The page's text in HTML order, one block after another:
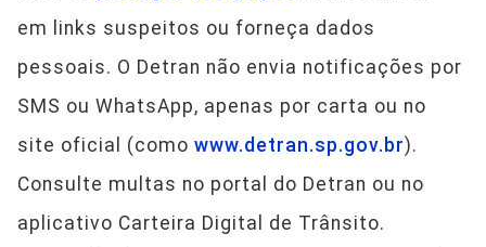
em links suspeitos ou forneça dados
pessoais. O Detran não envia notificações por
SMS ou WhatsApp, apenas por carta ou no
site oficial (como www.detran.sp.gov.br).
Consulte multas no portal do Detran ou no
aplicativo Carteira Digital de Trânsito.